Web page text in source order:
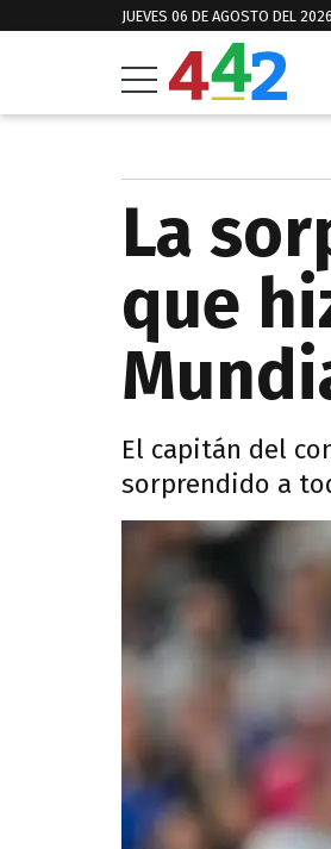
JUEVES 06 DE AGOSTO DEL 2026
La
que
El capitán del
sorprendido a